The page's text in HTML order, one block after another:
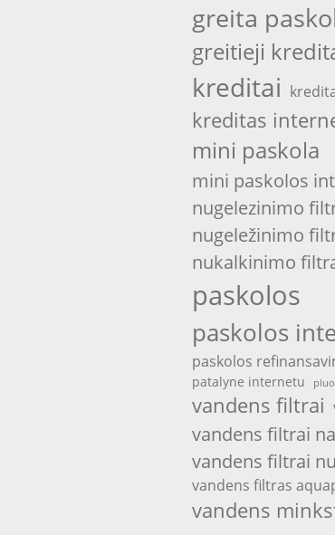
greita
greitieji
kreditai
kreditas
mini paskola
mini paskolos
nugelezinimo
nugeležinimo
nukalkinimo
paskolos
paskolos
paskolos
patalyne internetu
vandens filtrai
vandens filtrai
vandens filtrai
vandens filtras
vandens